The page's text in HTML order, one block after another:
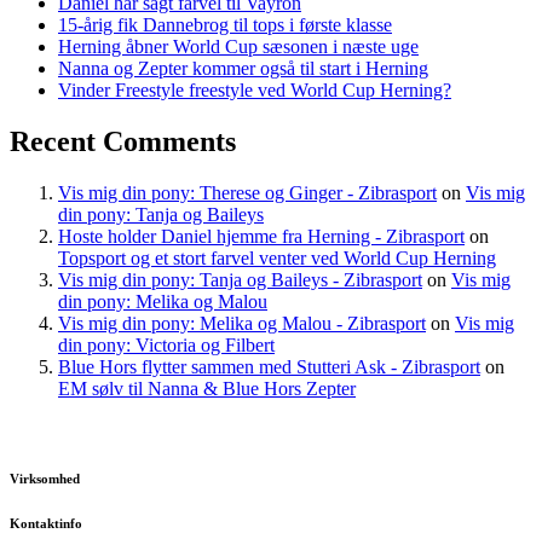
15-årig fik Dannebrog til tops i første klasse
Herning åbner World Cup sæsonen i næste uge
Nanna og Zepter kommer også til start i Herning
Vinder Freestyle freestyle ved World Cup Herning?
Recent Comments
Vis mig din pony: Therese og Ginger - Zibrasport on Vis mig
din pony: Tanja og Baileys
Hoste holder Daniel hjemme fra Herning - Zibrasport on
Topsport og et stort farvel venter ved World Cup Herning
Vis mig din pony: Tanja og Baileys - Zibrasport on Vis mig
din pony: Melika og Malou
Vis mig din pony: Melika og Malou - Zibrasport on Vis mig
din pony: Victoria og Filbert
Blue Hors flytter sammen med Stutteri Ask - Zibrasport on
EM sølv til Nanna & Blue Hors Zepter
Virksomhed
Kontaktinfo